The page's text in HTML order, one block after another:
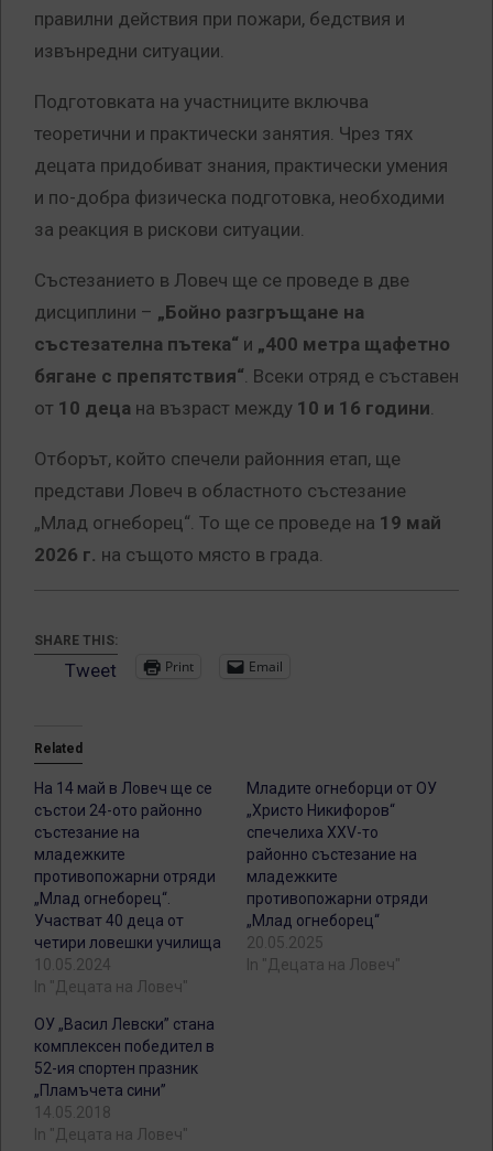
правилни действия при пожари, бедствия и
извънредни ситуации.
Подготовката на участниците включва
теоретични и практически занятия. Чрез тях
децата придобиват знания, практически умения
и по-добра физическа подготовка, необходими
за реакция в рискови ситуации.
Състезанието в Ловеч ще се проведе в две
дисциплини – „Бойно разгръщане на
състезателна пътека“ и „400 метра щафетно
бягане с препятствия“. Всеки отряд е съставен
от 10 деца на възраст между 10 и 16 години.
Отборът, който спечели районния етап, ще
представи Ловеч в областното състезание
„Млад огнеборец“. То ще се проведе на 19 май
2026 г. на същото място в града.
SHARE THIS:
Tweet Print Email
Related
На 14 май в Ловеч ще се
състои 24-ото районно
състезание на
младежките
противопожарни отряди
„Млад огнеборец“.
Участват 40 деца от
четири ловешки училища
10.05.2024
In "Децата на Ловеч"
Младите огнеборци от ОУ
„Христо Никифоров“
спечелиха XXV-то
районно състезание на
младежките
противопожарни отряди
„Млад огнеборец“
20.05.2025
In "Децата на Ловеч"
ОУ „Васил Левски” стана
комплексен победител в
52-ия спортен празник
„Пламъчета сини”
14.05.2018
In "Децата на Ловеч"